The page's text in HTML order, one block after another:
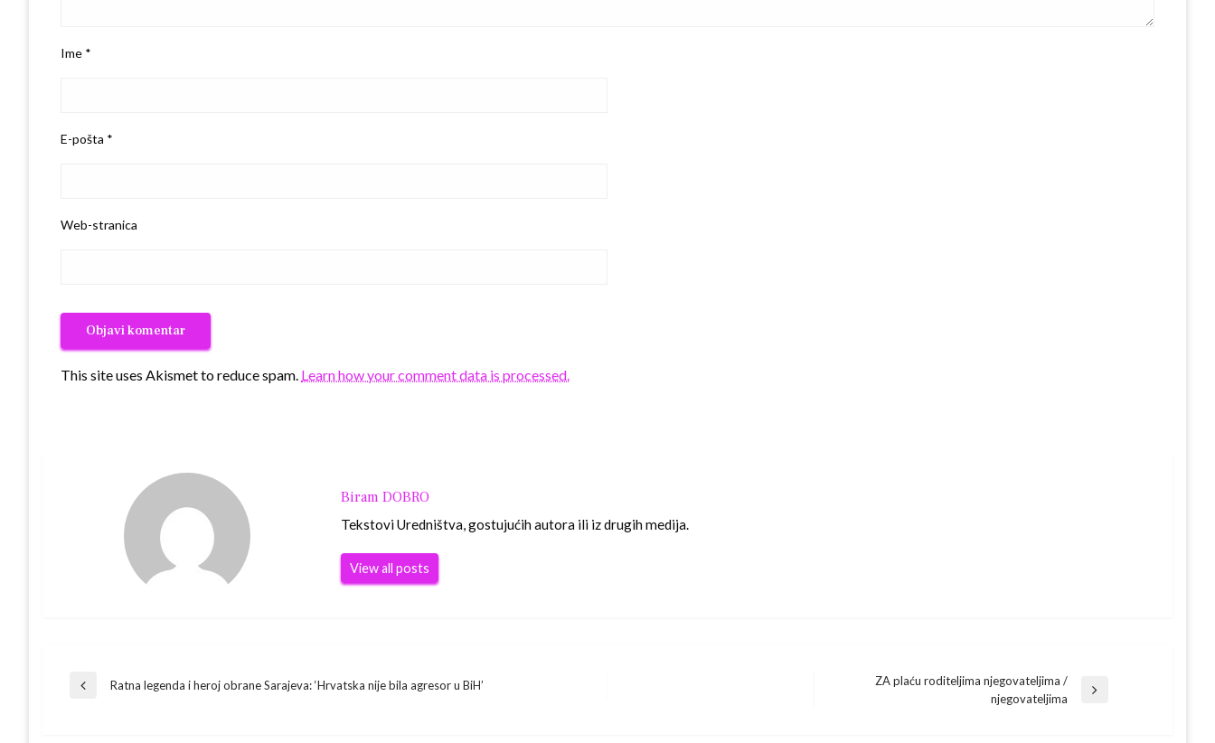
Ime *
E-pošta *
Web-stranica
This site uses Akismet to reduce spam. Learn how your comment data is processed.
Biram DOBRO
Tekstovi Uredništva, gostujućih autora ili iz drugih medija.
View all posts
Navigacija
Previous
Ratna legenda i heroj obrane Sarajeva: ‘Hrvatska nije bila agresor u BiH’
ZA plaću roditeljima njegovateljima /
njegovateljima